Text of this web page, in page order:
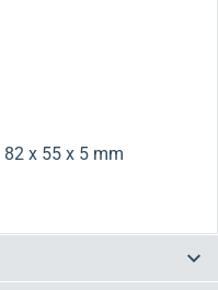
82 x 55 x 5 mm